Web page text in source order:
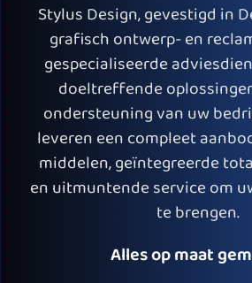
Stylus Design, gevestigd in
grafisch ontwerp- en
gespecialiseerde
doeltreffende
ondersteuning van uw
leveren een compleet
middelen, geïntegreerde
en uitmuntende service om
te brengen.
Alles op maat